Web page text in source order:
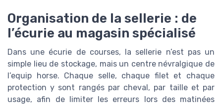
Organisation de la sellerie : de
l’écurie au magasin spécialisé
Dans une écurie de courses, la sellerie n’est pas un
simple lieu de stockage, mais un centre névralgique de
l’equip horse. Chaque selle, chaque filet et chaque
protection y sont rangés par cheval, par taille et par
usage, afin de limiter les erreurs lors des matinées